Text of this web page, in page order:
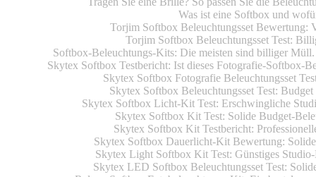
Was ist eine Softbox und
Torjim Softbox Beleuchtungsset Bewertung:
Torjim Softbox Beleuchtungsset Test:
Softbox-Beleuchtungs-Kits: Die meisten sind billiger
Skytex Softbox Testbericht: Ist dieses Fotografie-Softbox-
Skytex Softbox Fotografie Beleuchtungsset
Skytex Softbox Beleuchtungsset Test:
Skytex Softbox Licht-Kit Test: Erschwingliche
Skytex Softbox Kit Test: Solide Budget-
Skytex Softbox Kit Testbericht:
Skytex Softbox Dauerlicht-Kit Bewertung:
Skytex Light Softbox Kit Test: Günstiges
Skytex LED Softbox Beleuchtungsset Test: